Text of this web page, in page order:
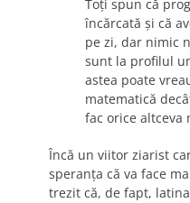
Toţi spun că
încărcată şi că
pe zi, dar nimic
sunt la profilul
astea poate
matematică
fac orice altceva
Încă un viitor ziarist
speranţa că va face
trezit că, de fapt, latina